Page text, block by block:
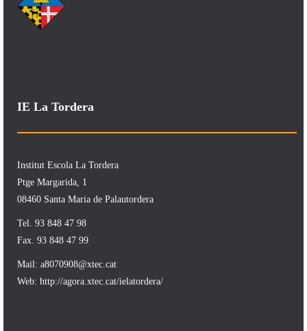
IE La Tordera
Institut Escola La Tordera
Ptge Margarida, 1
08460 Santa Maria de Palautordera
Tel. 93 848 47 98
Fax. 93 848 47 99
Mail: a8070908@xtec.cat
Web: http://agora.xtec.cat/ielatordera/